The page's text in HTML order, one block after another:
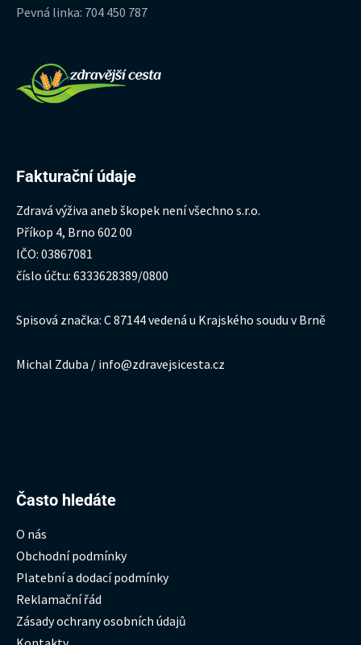
Pevná linka: 704 450 787
Fakturační údaje
Zdravá výživa aneb škopek není všechno s.r.o.
Příkop 4, Brno 602 00
IČO: 03867081
číslo účtu: 6333628389/0800
Spisová značka: C 87144 vedená u Krajského soudu v Brně
Michal Zduba / info@zdravejsicesta.cz
Často hledáte
O nás
Obchodní podmínky
Platební a dodací podmínky
Reklamační řád
Zásady ochrany osobních údajů
Hledat: